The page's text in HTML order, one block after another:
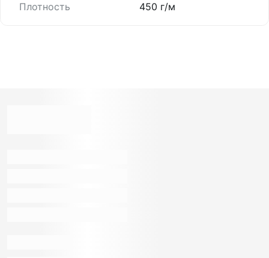
Плотность
450 г/м